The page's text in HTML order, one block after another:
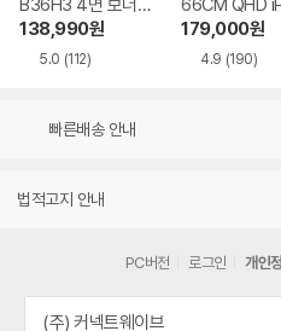
B36H3 4면 보더리
스 IPS 120 시력보
호 무결점
138,990원
5.0 (112)
66CM QHD
SB-C 화이트
티스탠드
179,000원
4.9 (190)
빠른배송 안내
법적고지 안내
PC버전 로그인 개인
(주) 커넥트웨이브